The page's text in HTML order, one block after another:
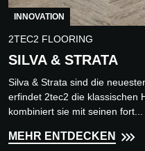
INNOVATION
2TEC2 FLOORING
SILVA & STRATA
Silva & Strata sind die
erfindet 2tec2 die klassischen
kombiniert sie mit seinen fort...
MEHR ENTDECKEN